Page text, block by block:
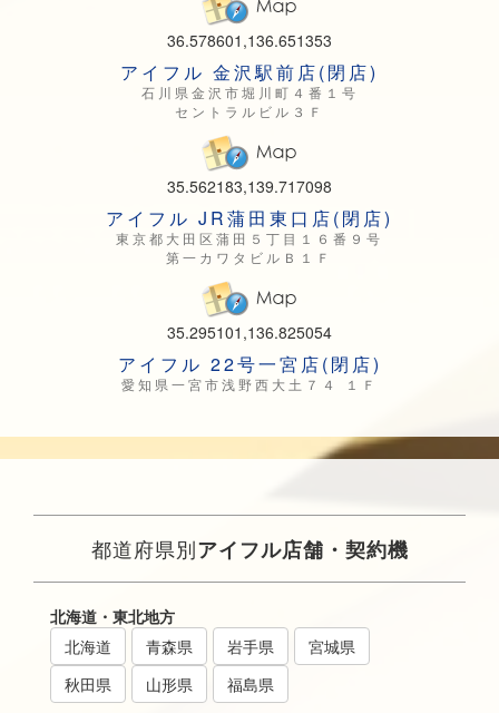
36.578601,136.651353
アイフル 金沢駅前店(閉店)
石川県金沢市堀川町４番１号
セントラルビル３Ｆ
35.562183,139.717098
アイフル JR蒲田東口店(閉店)
東京都大田区蒲田５丁目１６番９号
第一カワタビルＢ１Ｆ
35.295101,136.825054
アイフル 22号一宮店(閉店)
愛知県一宮市浅野西大土７４ １Ｆ
都道府県別アイフル店舗・契約機
北海道・東北地方
北海道
青森県 岩手県
宮城県
秋田県
山形県
福島県